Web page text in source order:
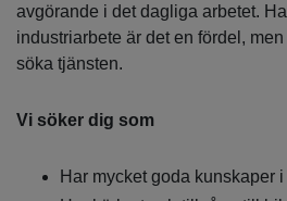
avgörande i det dagliga arbetet.
industriarbete är det en fördel,
söka tjänsten.
Vi söker dig som
Har mycket goda kunskaper